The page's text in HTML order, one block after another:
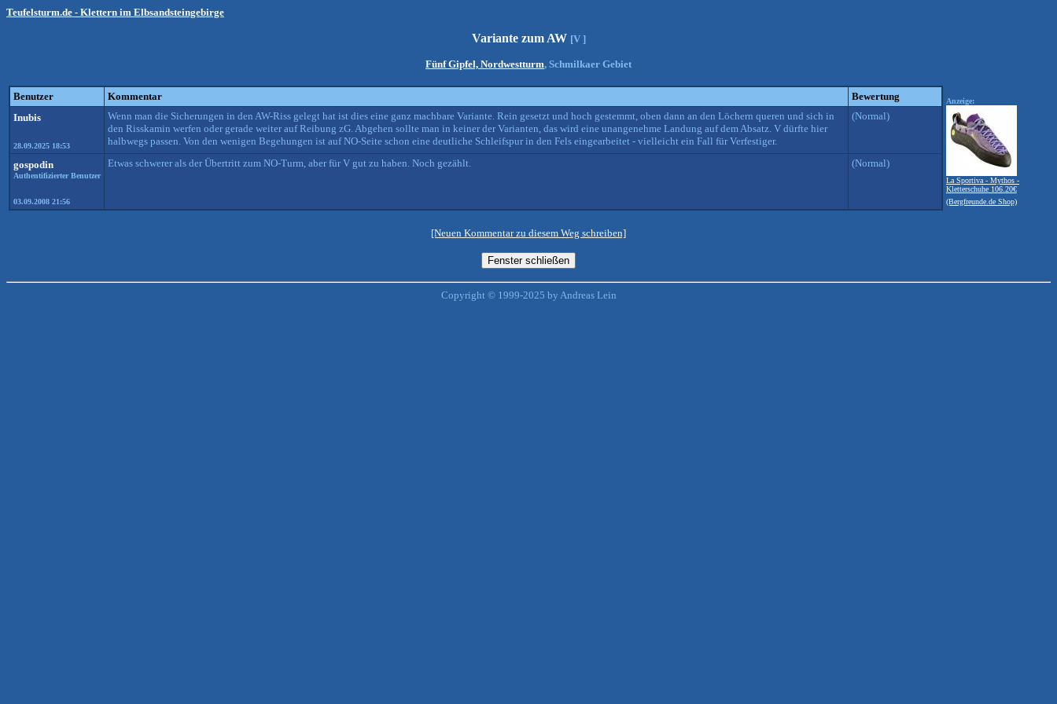
Teufelsturm.de - Klettern im Elbsandsteingebirge
Variante zum AW [V ]
Fünf Gipfel, Nordwestturm, Schmilkaer Gebiet
Benutzer Kommentar
Bewertung
Inubis
28.09.2025 18:53
Wenn man die Sicherungen in den AW-Riss gelegt hat ist dies eine ganz machbare Variante. Rein gesetzt und hoch gestemmt, oben dann an den Löchern queren und sich in
den Risskamin werfen oder gerade weiter auf Reibung zG. Abgehen sollte man in keiner der Varianten, das wird eine unangenehme Landung auf dem Absatz. V dürfte hier
halbwegs passen. Von den wenigen Begehungen ist auf NO-Seite schon eine deutliche Schleifspur in den Fels eingearbeitet - vielleicht ein Fall für Verfestiger.
(Normal)
gospodin
Authentifizierter Benutzer
03.09.2008 21:56
Etwas schwerer als der Übertritt zum NO-Turm, aber für V gut zu haben. Noch gezählt. (Normal)
Anzeige:
La Sportiva - Mythos -
Kletterschuhe 106.20€
(Bergfreunde.de Shop)
[Neuen Kommentar zu diesem Weg schreiben]
Copyright © 1999-2025 by Andreas Lein